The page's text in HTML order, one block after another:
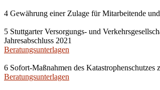
4 Gewährung einer Zulage für Mitarbeitende
5 Stuttgarter Versorgungs- und
Jahresabschluss 2021
Beratungsunterlagen
6 Sofort-Maßnahmen des
Beratungsunterlagen